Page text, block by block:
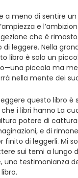
a meno di sentire un
e
che è
leggere. Nella
libro è solo un
piccola ma
nella mente dei
questo libro è
i libri hanno La
potere di
e di
finito di leggerli. Mi
sui temi a lungo
una testimonianza